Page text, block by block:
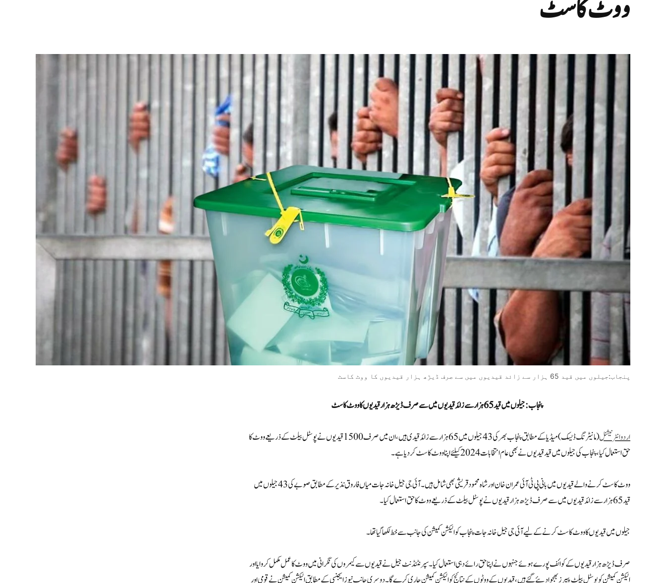
ووٹ کاسٹ
پنجاب:جیلوں میں قید 65 ہزار سے زائد قیدیوں میں سے صرف ڈیڑھ ہزار قیدیوں کا ووٹ کاسٹ
پنجاب:جیلوں میں قید 65 ہزار سے زائد قیدیوں میں سے صرف ڈیڑھ ہزار قیدیوں کا ووٹ کاسٹ
اردو انٹرنیشنل
(مانیٹرنگ ڈیسک ) میڈیا کے مطابق پنجاب بھر کی 43 جیلوں میں 65 ہزار سے زائد قیدی ہیں، ان میں صرف 1500 قیدیوں نے پوسٹل بیلٹ کے ذریعے ووٹ کا
حق استعمال کیا، پنجاب کی جیلوں میں قید قیدیوں نے بھی عام انتخابات 2024 کیلئے اپنا ووٹ کاسٹ کردیا ہے۔
ووٹ کاسٹ کرنے والے قیدیوں میں بانی پی ٹی آئی عمران خان اور شاہ محمود قریشی بھی شامل ہیں۔ آئی جی جیل خانہ جات میاں فاروق نذیر کے مطابق صوبے کی 43 جیلوں میں
قید 65 ہزار سے زائد قیدیوں میں سے صرف ڈیڑھ ہزارقیدیوں نے پوسٹل بیلٹ کے ذریعے ووٹ کا حق استعمال کیا۔
جیلوں میں قیدیوں کا ووٹ کاسٹ کرنے کے لیے آئی جی جیل خانہ جات پنجاب کو الیکشن کمیشن کی جانب سے خط لکھا گیا تھا۔
صرف ڈیڑھ ہزار قیدیوں کے کوائف پورے ہوئے جنہوں نے اپنا حق رائے دہی استعمال کیا۔ سپرنٹنڈنٹ جیل نے قیدیوں سے کیمروں کی نگرانی میں ووٹ کا عمل مکمل کروایا اور
الیکشن کمیشن کو پوسٹل بیلٹ پیپرز بھجوا دیئے گئے ہیں، قیدیوں کے ووٹوں کے نتائج کو الیکشن کمیشن جاری کرےگا۔ دوسری جانب نیوز ایجنسی کے مطابق الیکشن کمیشن نے قومی اور